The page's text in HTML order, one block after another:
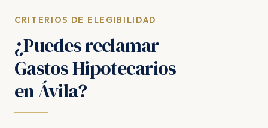
CRITERIOS DE ELEGIBILIDAD
¿Puedes reclamar
Gastos Hipotecarios
en Ávila?